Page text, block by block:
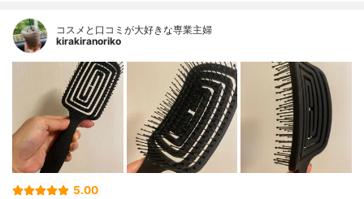
コスメと口コミが大好きな専業主婦
kirakiranoriko
5.00